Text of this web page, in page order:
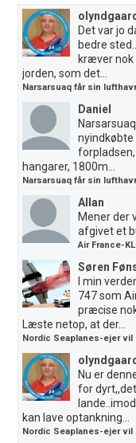
olyndgaard
Det var jo
bedre
kræver nok
jorden, som det...
Narsarsuaq får sin
Daniel
nyindkøbte
hangarer, 1800m...
Narsarsuaq får sin
Allan
Mener der
afgivet et
Air France-
Søren
I min
747 som
præcise
Læste netop, at der...
Nordic Seaplanes-ejer
olyndgaard
Nu er
for
kan lave optankning...
Nordic Seaplanes-ejer